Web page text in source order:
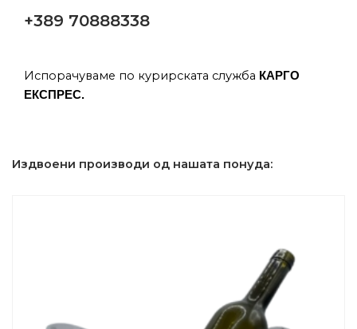
+389 70888338
Испорачуваме по курирската служба КАРГО
ЕКСПРЕС.
Издвоени производи од нашата понуда: